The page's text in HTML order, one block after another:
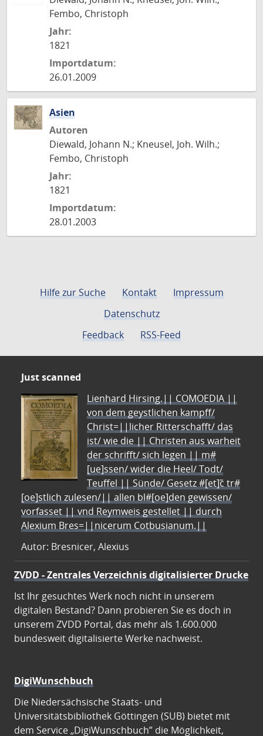
Fembo, Christoph
Jahr:
1821
Importdatum:
26.01.2009
Asien
Autoren
Diewald, Johann N.; Kneusel, Joh. Wilh.;
Fembo, Christoph
Jahr:
1821
Importdatum:
28.01.2003
Hilfe zur Suche Kontakt
Impressum
Datenschutz
Feedback
RSS-Feed
Just scanned
Lienhard Hirsing.|| COMOEDIA ||
von dem geystlichen kampff/
Christ=||licher Ritterschafft/ das
ist/ wie die || Christen aus warheit
der schrifft/ sich legen || m#
[ue]ssen/ wider die Heel/ Todt/
Teuffel || Sünde/ Gesetz #[et]c̃ tr#
[oe]stlich zulesen/|| allen bl#[oe]den gewissen/
vorfasset || vnd Reymweis gestellet || durch
Alexium Bres=||nicerum Cotbusianum.||
Autor: Bresnicer, Alexius
ZVDD - Zentrales Verzeichnis digitalisierter Drucke
Ist Ihr gesuchtes Werk noch nicht in unserem
digitalen Bestand? Dann probieren Sie es doch in
unserem ZVDD Portal, das mehr als 1.600.000
bundesweit digitalisierte Werke nachweist.
DigiWunschbuch
Die Niedersächsische Staats- und
Universitätsbibliothek Göttingen (SUB) bietet mit
dem Service „DigiWunschbuch” die Möglichkeit,